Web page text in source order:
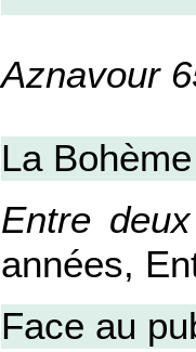
Aznavour
La
Entre
années,
Face au